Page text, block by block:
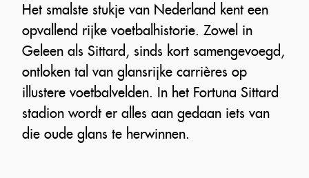
Het smalste stukje van Nederland kent een
opvallend rijke voetbalhistorie. Zowel in
Geleen als Sittard, sinds kort samengevoegd,
ontloken tal van glansrijke carrières op
illustere voetbalvelden. In het Fortuna Sittard
stadion wordt er alles aan gedaan iets van
die oude glans te herwinnen.